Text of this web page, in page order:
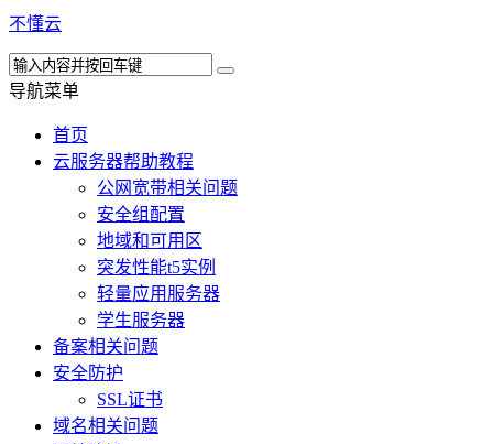
不懂云
导航菜单
首页
云服务器帮助教程
公网宽带相关问题
安全组配置
地域和可用区
突发性能t5实例
轻量应用服务器
学生服务器
备案相关问题
安全防护
SSL证书
域名相关问题